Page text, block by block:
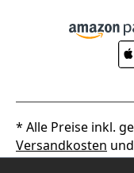
* Alle Preise inkl.
Versandkosten
nicht anders